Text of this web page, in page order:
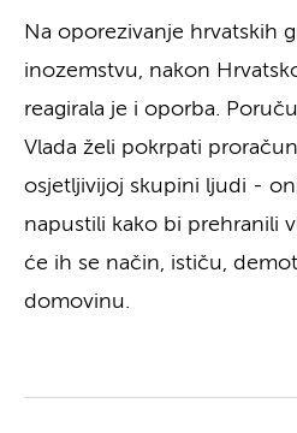
Na oporezivanje hrvatskih
inozemstvu, nakon
reagirala je i oporba.
Vlada želi pokrpati
osjetljivijoj skupini ljudi -
napustili kako bi prehranili
će ih se način, ističu,
domovinu.